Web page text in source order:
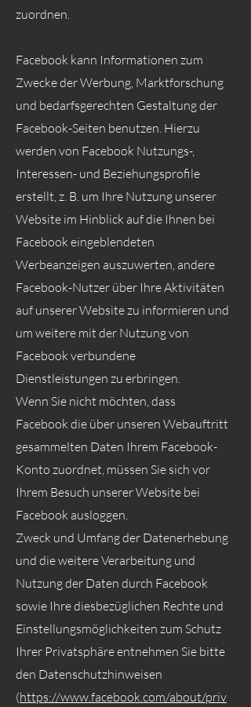
zuordnen.
Facebook kann Informationen zum
Zwecke der Werbung, Marktforschung
und bedarfsgerechten Gestaltung der
Facebook-Seiten benutzen. Hierzu
werden von Facebook Nutzungs-,
Interessen- und Beziehungsprofile
erstellt, z. B. um Ihre Nutzung unserer
Website im Hinblick auf die Ihnen bei
Facebook eingeblendeten
Werbeanzeigen auszuwerten, andere
Facebook-Nutzer über Ihre Aktivitäten
auf unserer Website zu informieren und
um weitere mit der Nutzung von
Facebook verbundene
Dienstleistungen zu erbringen.
Wenn Sie nicht möchten, dass
Facebook die über unseren Webauftritt
gesammelten Daten Ihrem Facebook-
Konto zuordnet, müssen Sie sich vor
Ihrem Besuch unserer Website bei
Facebook ausloggen.
Zweck und Umfang der Datenerhebung
und die weitere Verarbeitung und
Nutzung der Daten durch Facebook
sowie Ihre diesbezüglichen Rechte und
Einstellungsmöglichkeiten zum Schutz
Ihrer Privatsphäre entnehmen Sie bitte
den Datenschutzhinweisen
(https://www.facebook.com/about/priv